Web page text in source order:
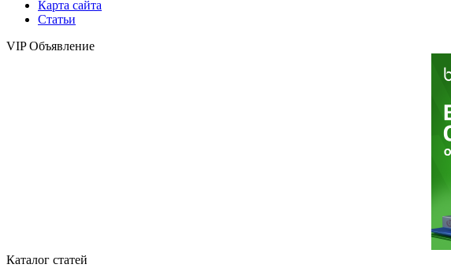
Карта сайта
Статьи
VIP Объявление
Каталог статей